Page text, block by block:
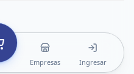
Empresas Ingresar